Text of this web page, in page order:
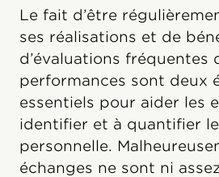
Le fait d’être
ses réalisations et de
d’évaluations fréquentes
performances sont deux
essentiels pour aider les
identifier et à quantifier
personnelle.
échanges ne sont ni